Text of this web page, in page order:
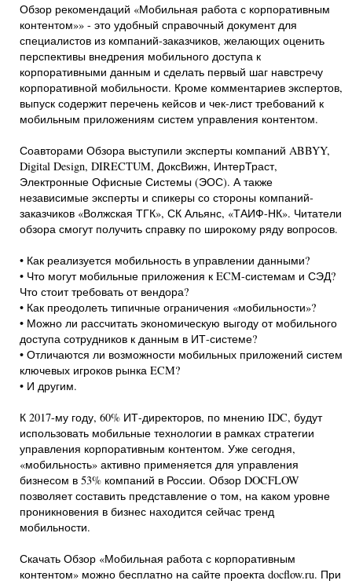
Обзор рекомендаций «Мобильная работа с корпоративным
контентом»» - это удобный справочный документ для
специалистов из компаний-заказчиков, желающих оценить
перспективы внедрения мобильного доступа к
корпоративными данным и сделать первый шаг навстречу
корпоративной мобильности. Кроме комментариев экспертов,
выпуск содержит перечень кейсов и чек-лист требований к
мобильным приложениям систем управления контентом.
Соавторами Обзора выступили эксперты компаний ABBYY,
Digital Design, DIRECTUM, ДоксВижн, ИнтерТраст,
Электронные Офисные Системы (ЭОС). А также
независимые эксперты и спикеры со стороны компаний-
заказчиков «Волжская ТГК», СК Альянс, «ТАИФ-НК». Читатели
обзора смогут получить справку по широкому ряду вопросов.
• Как реализуется мобильность в управлении данными?
• Что могут мобильные приложения к ECM-системам и СЭД?
Что стоит требовать от вендора?
• Как преодолеть типичные ограничения «мобильности»?
• Можно ли рассчитать экономическую выгоду от мобильного
доступа сотрудников к данным в ИТ-системе?
• Отличаются ли возможности мобильных приложений систем
ключевых игроков рынка ECM?
• И другим.
К 2017-му году, 60% ИТ-директоров, по мнению IDC, будут
использовать мобильные технологии в рамках стратегии
управления корпоративным контентом. Уже сегодня,
«мобильность» активно применяется для управления
бизнесом в 53% компаний в России. Обзор DOCFLOW
позволяет составить представление о том, на каком уровне
проникновения в бизнес находится сейчас тренд
мобильности.
Скачать Обзор «Мобильная работа с корпоративным
контентом» можно бесплатно на сайте проекта docflow.ru. При